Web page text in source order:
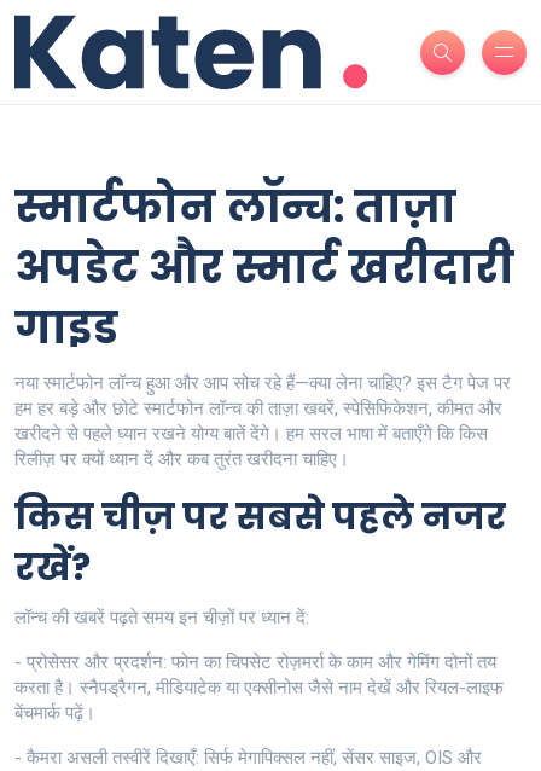
स्मार्टफोन लॉन्च: ताज़ा
अपडेट और स्मार्ट खरीदारी
गाइड
नया स्मार्टफोन लॉन्च हुआ और आप सोच रहे हैं—क्या लेना चाहिए? इस टैग पेज पर
हम हर बड़े और छोटे स्मार्टफोन लॉन्च की ताज़ा खबरें, स्पेसिफिकेशन, कीमत और
खरीदने से पहले ध्यान रखने योग्य बातें देंगे। हम सरल भाषा में बताएँगे कि किस
रिलीज़ पर क्यों ध्यान दें और कब तुरंत खरीदना चाहिए।
किस चीज़ पर सबसे पहले नजर
रखें?
लॉन्च की खबरें पढ़ते समय इन चीज़ों पर ध्यान दें:
- प्रोसेसर और प्रदर्शन: फोन का चिपसेट रोज़मर्रा के काम और गेमिंग दोनों तय
करता है। स्नैपड्रैगन, मीडियाटेक या एक्सीनोस जैसे नाम देखें और रियल-लाइफ
बेंचमार्क पढ़ें।
- कैमरा असली तस्वीरें दिखाएँ: सिर्फ मेगापिक्सल नहीं, सेंसर साइज, OIS और